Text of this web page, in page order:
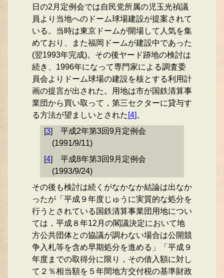
日の2月定例会では自民党所属の児玉光禎議
員より当地へのドーム球場建設が提案されて
いる。当時は東京ドームが開場して人気を集
めており、また福岡ドームが建設中であった
(翌1993年完成)。その後ヤード跡地の検討は
続き、1996年になって専門家による調査委
員会よりドーム球場の建設を核とする利用計
画の提言が出された。用地は市が国鉄清算事
業団から買い取って，第三セクターに貸与す
る方法が望ましいとされた [4] 。
[3]
平成2年第3回9月定例会
(1991/9/11)
[4]
平成8年第3回9月定例会
(1993/9/24)
その後も検討は続くがなかなか結論は出なか
ったが「平成９年度じゅうに実質的な処分を
行うとされている国鉄清算事業団用地につい
ては，平成８年12月の閣議決定において地
方公共団体との協議が調わない場合は公開競
争入札等を含め早期処分を進める」「平成９
年度までの取得分に限り，その借入額に対し
て２％相当額を５年間地方交付税の基準財政